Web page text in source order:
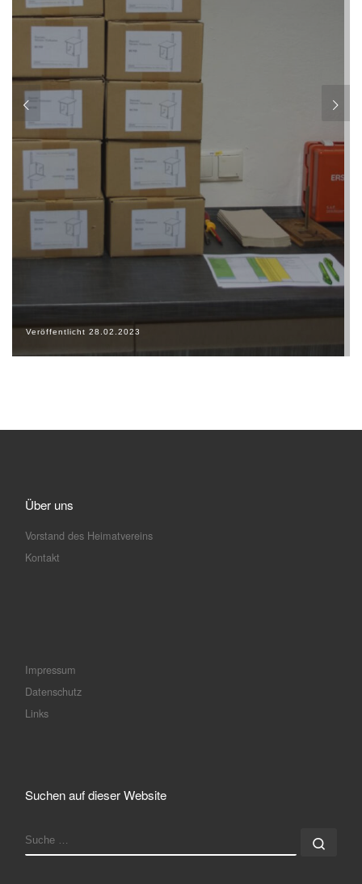
Veröffentlicht 28.02.2023
Über uns
Vorstand des Heimatvereins
Kontakt
Impressum
Datenschutz
Links
Suchen auf dieser Website
SUCHE